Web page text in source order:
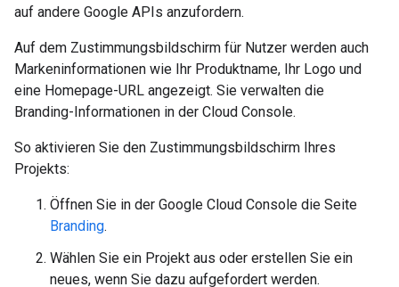
auf andere Google APIs anzufordern.
Auf dem Zustimmungsbildschirm für Nutzer werden auch
Markeninformationen wie Ihr Produktname, Ihr Logo und
eine Homepage-URL angezeigt. Sie verwalten die
Branding-Informationen in der Cloud Console.
So aktivieren Sie den Zustimmungsbildschirm Ihres
Projekts:
Öffnen Sie in der Google Cloud Console die Seite
Branding.
Wählen Sie ein Projekt aus oder erstellen Sie ein
neues, wenn Sie dazu aufgefordert werden.